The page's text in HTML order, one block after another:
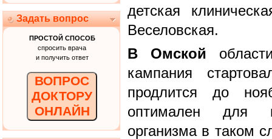
Задать вопрос
ПРОСТОЙ СПОСОБ
спросить врача
и получить ответ
ВОПРОС
ДОКТОРУ
ОНЛАЙН
детская
Веселовская.
В Омской
кампания
продлится до
оптимален для
организма в таком